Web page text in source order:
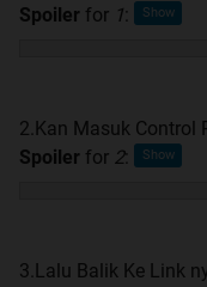
Spoiler for 1:
2.Kan Masuk Control
Spoiler for 2:
3.Lalu Balik Ke Link